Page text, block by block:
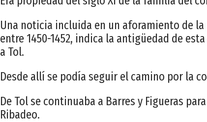
Una noticia incluida en un aforamiento de
entre 1450-1452, indica la antigüedad de
a Tol.
Desde allí se podía seguir el camino por la
De Tol se continuaba a Barres y Figueras
Ribadeo.